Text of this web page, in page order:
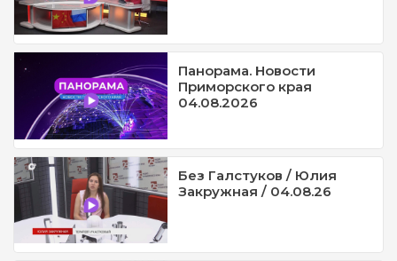
Панорама. Новости
Приморского края
04.08.2026
Без Галстуков / Юлия
Закружная / 04.08.26